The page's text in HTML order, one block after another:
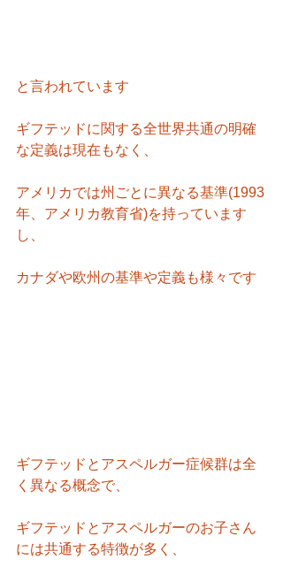
と言われています
ギフテッドに関する全世界共通の明確
な定義は現在もなく、
アメリカでは州ごとに異なる基準(1993
年、アメリカ教育省)を持っています
し、
カナダや欧州の基準や定義も様々です
ギフテッドとアスペルガー症候群は全
く異なる概念で、
ギフテッドとアスペルガーのお子さん
には共通する特徴が多く、